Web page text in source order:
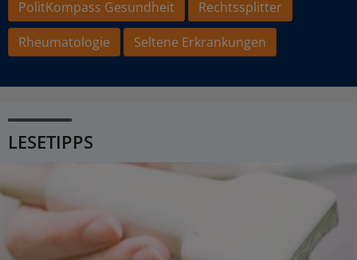
PolitKompass Gesundheit
Rechtssplitter
Rheumatologie
Seltene Erkrankungen
LESETIPPS